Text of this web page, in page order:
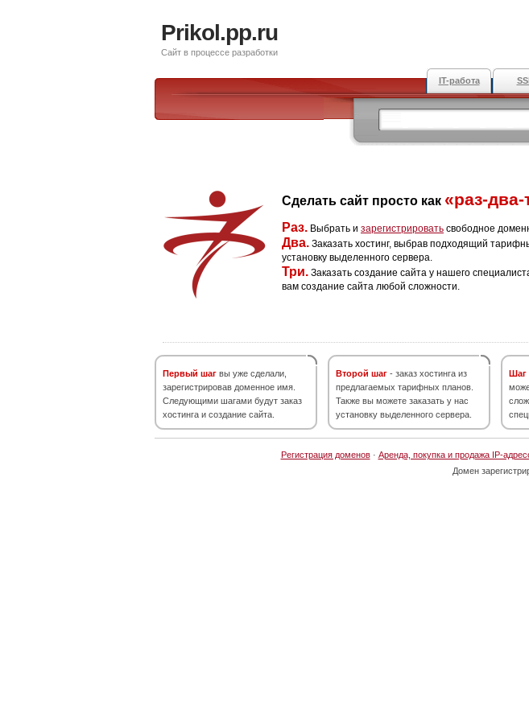
Prikol.pp.ru
Сайт в процессе разработки
IT-работа
Сделать сайт просто как «раз-два-
Раз. Выбрать и зарегистрировать свободное
Два. Заказать хостинг, выбрав подходящий
установку выделенного сервера.
Три. Заказать создание сайта у нашего
вам создание сайта любой сложности.
Первый шаг вы уже сделали,
зарегистрировав доменное имя.
Следующими шагами будут заказ
хостинга и создание сайта.
Второй шаг - заказ хостинга из
предлагаемых тарифных планов.
Также вы можете заказать у нас
установку выделенного сервера.
Шаг
Регистрация доменов· Аренда, покупка и продажа IP-
Домен